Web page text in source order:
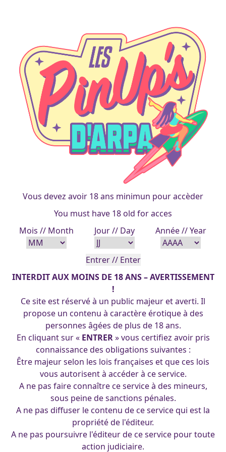
Vous devez avoir 18 ans minimun pour accèder
You must have 18 old for acces
Mois // Month
Jour // Day Année // Year
INTERDIT AUX MOINS DE 18 ANS – AVERTISSEMENT
!
Ce site est réservé à un public majeur et averti. Il
propose un contenu à caractère érotique à des
personnes âgées de plus de 18 ans.
En cliquant sur « ENTRER» vous certifiez avoir pris
connaissance des obligations suivantes :
Être majeur selon les lois françaises et que ces lois
vous autorisent à accéder à ce service.
A ne pas faire connaître ce service à des mineurs,
sous peine de sanctions pénales.
A ne pas diffuser le contenu de ce service qui est la
propriété de l'éditeur.
A ne pas poursuivre l'éditeur de ce service pour toute
action judiciaire.
Secretary 23-05-2014
(cc) 2025 Les Pin-Up's d'Arpa. Tous droits réservés.